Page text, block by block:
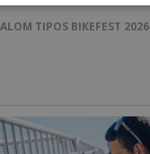
TIPOS BIKEFEST 2026